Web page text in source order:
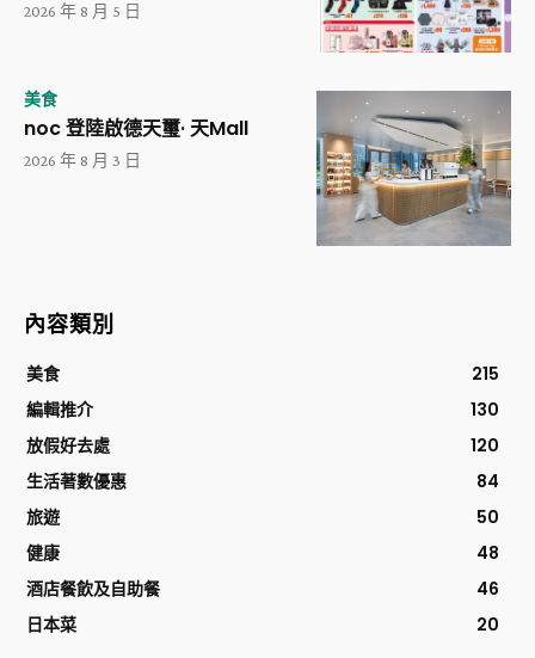
2026 年 8 月 5 日
美食
noc 登陸啟德天璽· 天Mall
2026 年 8 月 3 日
內容類別
美食
215
編輯推介
130
放假好去處
120
生活著數優惠
84
旅遊
50
健康
48
酒店餐飲及自助餐
46
日本菜
20